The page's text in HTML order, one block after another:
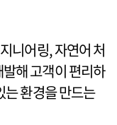
니어링, 자연어 처
해 고객이 편리하
는 환경을 만드는